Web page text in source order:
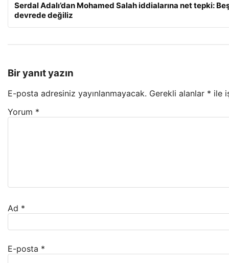
Serdal Adalı’dan Mohamed Salah iddialarına net tepki:
devrede değiliz
Bir yanıt yazın
E-posta adresiniz yayınlanmayacak. Gerekli alanlar * ile
Yorum *
Ad *
E-posta *